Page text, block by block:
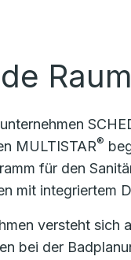
MULTISTAR®
für den
mit integriertem
versteht sich
bei der